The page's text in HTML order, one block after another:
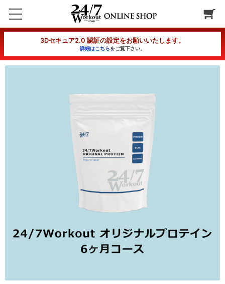
24/7Workout オリジナルプロテイン6ヶ月コース ヨーグルト風味
3Dセキュア2.0 認証の設定をお願いいたします。
詳細はこちらをご覧下さい。